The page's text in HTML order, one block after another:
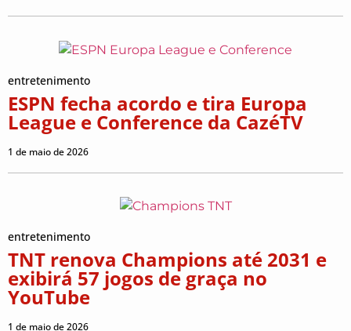
entretenimento
ESPN fecha acordo e tira Europa
League e Conference da CazéTV
1 de maio de 2026
entretenimento
TNT renova Champions até 2031 e
exibirá 57 jogos de graça no
YouTube
1 de maio de 2026